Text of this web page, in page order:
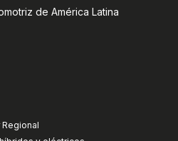
de América Latina